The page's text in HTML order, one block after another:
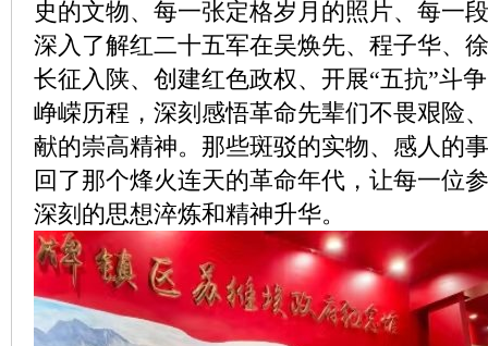
史的文物、每一张定格岁月的照片、每一
深入了解红二十五军在吴焕先、程子华、
长征入陕、创建红色政权、开展“五抗”斗
峥嵘历程，深刻感悟革命先辈们不畏艰险
献的崇高精神。那些斑驳的实物、感人的
回了那个烽火连天的革命年代，让每一位
深刻的思想淬炼和精神升华。